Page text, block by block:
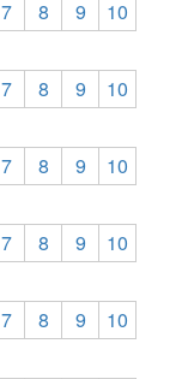
7 8 9
10
7 8 9
10
7 8 9
10
7 8 9
10
7 8 9
10